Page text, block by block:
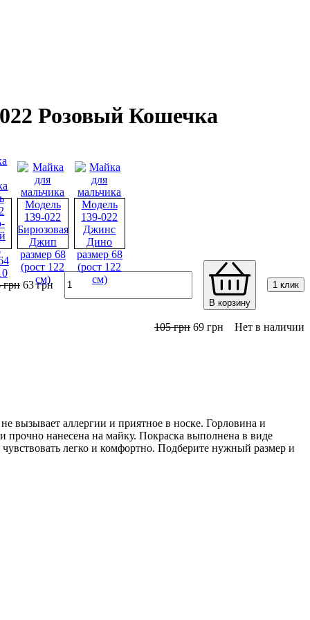
Розовый Кошечка
грн 63грн
В корзину
1 клик
105грн 69 грн Нет в наличии
вызывает аллергии и приятное в носке. Горловина и
нанесена на майку. Покраска выполнена в виде
легко и комфортно. Подберите нужный размер и